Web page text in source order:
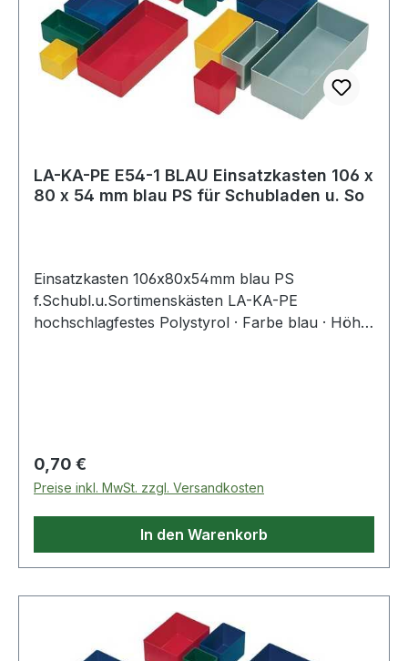
LA-KA-PE E54-1 BLAU Einsatzkasten 106 x
80 x 54 mm blau PS für Schubladen u. So
Einsatzkasten 106x80x54mm blau PS
f.Schubl.u.Sortimenskästen LA-KA-PE
hochschlagfestes Polystyrol · Farbe blau · Höhe
Regulärer Preis:
0,70 €
Preise inkl. MwSt. zzgl. Versandkosten
In den Warenkorb